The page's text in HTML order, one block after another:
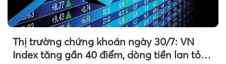
Thị trường chứng khoán ngày 30/7: VN
Index tăng gần 40 điểm, dòng tiền lan tỏa